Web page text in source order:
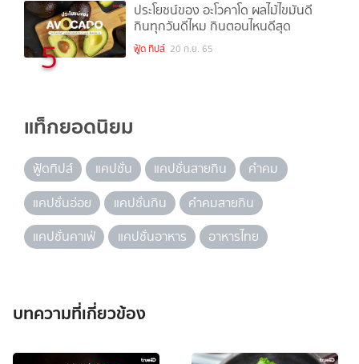
5
ประโยชน์ของ อะโวคาโด ผลไม้ไขมันดี
กินทุกวันดีไหม กินตอนไหนดีสุด
ฟู้ด ทิปส์ 20 ก.ย. 65
แท็กยอดนิยม
ฟู้ดทิปส์ แคปชั่น แคปชั่นสายกิน
คำคม
แคปชั่นอ่อย
แคปชั่นกิน
คำคมสายกิน
แคปชั่นคาเฟ่
แคปชั่นอาหาร อาหารไทย
บทความที่เกี่ยวข้อง